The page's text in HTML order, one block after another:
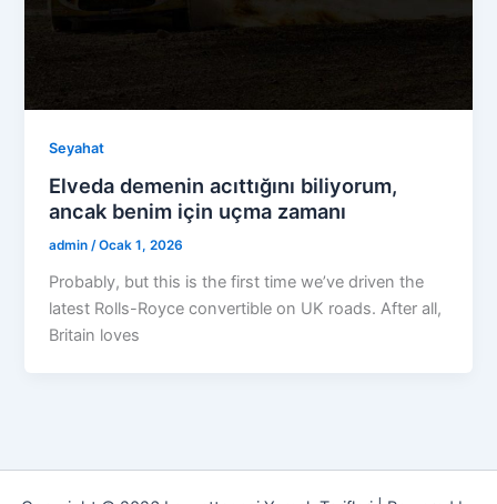
Seyahat
Elveda demenin acıttığını biliyorum,
ancak benim için uçma zamanı
admin/Ocak 1, 2026
Probably, but this is the first time we’ve driven the
latest Rolls-Royce convertible on UK roads. After all,
Britain loves